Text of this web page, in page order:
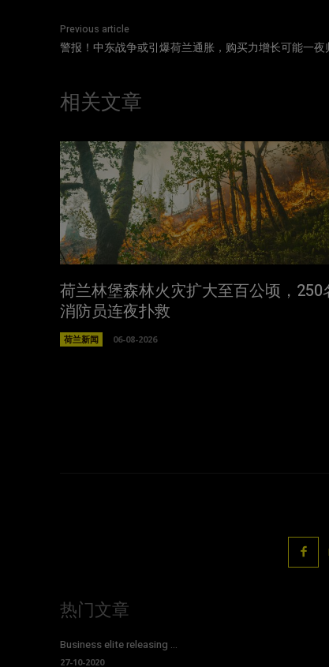
Previous article
警报！中东战争或引爆荷兰通胀，购买力增长可能一夜
相关文章
荷兰林堡森林火灾扩大至百公顷，250
消防员连夜扑救
荷兰新闻 06-08-2026
热门文章
Business elite releasing ...
27-10-2020